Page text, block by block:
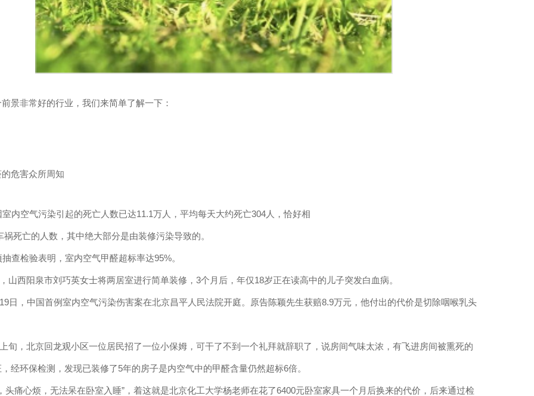
高温熏蒸液 纳米光触媒
景非常好的行业，我们来简单了解一下：
危害众所周知
室内空气污染引起的死亡人数已达11.1万人，平均每天大约死亡304人，恰好相
祸死亡的人数，其中绝大部分是由装修污染导致的。
查检验表明，室内空气甲醛超标率达95%。
山西阳泉市刘巧英女士将两居室进行简单装修，3个月后，年仅18岁正在读高中的儿子突发白血病。
19日，中国首例室内空气污染伤害案在北京昌平人民法院开庭。原告陈颖先生获赔8.9万元，他付出的代价是切除咽喉乳头
旬，北京回龙观小区一位居民招了一位小保姆，可干了不到一个礼拜就辞职了，说房间气味太浓，有飞进房间被熏死的
经环保检测，发现已装修了5年的房子是内空气中的甲醛含量仍然超标6倍。
头痛心烦，无法呆在卧室入睡” ，着这就是北京化工大学杨老师在花了6400元卧室家具一个月后换来的代价，后来通过检